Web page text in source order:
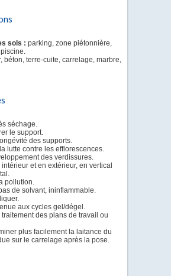
sols : parking, zone piétonnière,
béton, terre-cuite, carrelage, marbre,
séchage.
le support.
des supports.
lutte contre les efflorescences.
des verdissures.
et en extérieur, en vertical
pollution.
de solvant, ininflammable.
aux cycles gel/dégel.
traitement des plans de travail ou
plus facilement la laitance du
sur le carrelage après la pose.